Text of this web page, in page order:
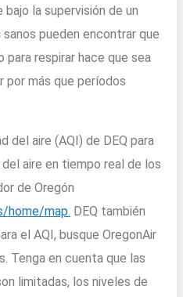
la supervisión de un
pueden encontrar que
respirar hace que sea
por más que períodos
del aire (AQI) de DEQ para
aire en tiempo real de los
de Oregón
home/map. DEQ también
el AQI, busque OregonAir
Tenga en cuenta que las
limitadas, los niveles de